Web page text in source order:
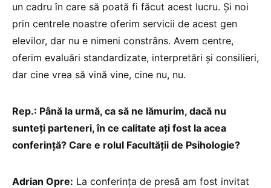
un cadru în care să poată fi făcut acest lucru. Și noi
prin centrele noastre oferim servicii de acest gen
elevilor, dar nu e nimeni constrâns. Avem centre,
oferim evaluări standardizate, interpretări și consilieri,
dar cine vrea să vină vine, cine nu, nu.
Rep.: Până la urmă, ca să ne lămurim, dacă nu
sunteți parteneri, în ce calitate ați fost la acea
conferință? Care e rolul Facultății de Psihologie?
Adrian Opre: La conferința de presă am fost invitat